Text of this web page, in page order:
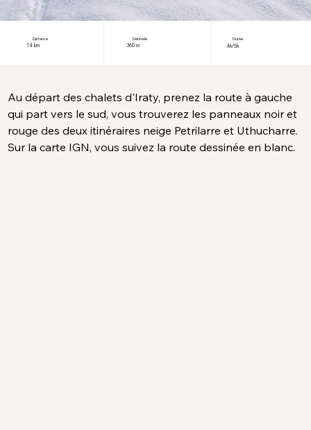
Distance
14 km
Dénivelé
360 m
Durée
4h/5h
Au départ des chalets d'Iraty, prenez la route à gauche
qui part vers le sud, vous trouverez les panneaux noir et
rouge des deux itinéraires neige Petrilarre et Uthucharre.
Sur la carte IGN, vous suivez la route dessinée en blanc.